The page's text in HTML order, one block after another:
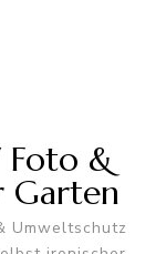
Foto &
Garten
Umweltschutz